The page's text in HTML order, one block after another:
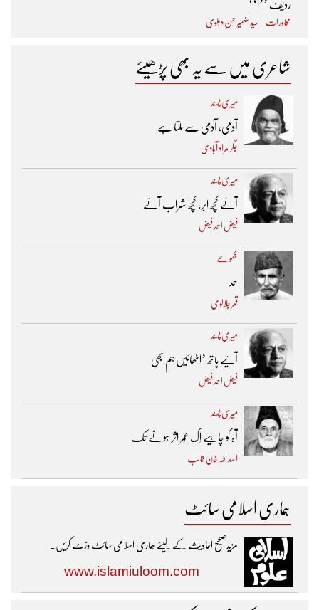
ردیف ’’ا‘‘
محاورات سید ضمیر حسن دہلوی
شاعری میں سے یہ بھی پڑھیئے
میری پسند
آدمی، آدمی سے ملتا ہے
جگر مراد آبادی
میری پسند
آئے کچھ ابر، کچھ شراب آئے
فیض احمد فیض
مجموعے
حمد
قمر جلالوی
میری پسند
آئیے ہاتھ ’اٹھائیں ہم بھی
فیض احمد فیض
میری پسند
آہ کو چاہیے اِک عُمر اثر ہونے تک ​
اسد اللہ خان غالب
ہماری اسلامی سائٹ
مزیدصحیح احادیث کے لیئے ہماری اسلامی سائٹ وزٹ کریں۔
www.islamiuloom.com